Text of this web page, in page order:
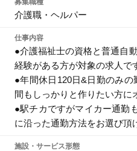
募集職種
介護職・ヘルパー
仕事内容
●介護福祉士の資格と普通自
経験がある方が対象の求人で
●年間休日120日&日勤のみ
間もしっかりと作りたい方に
●駅チカですがマイカー通勤
に沿った通勤方法をお選び
施設・サービス形態